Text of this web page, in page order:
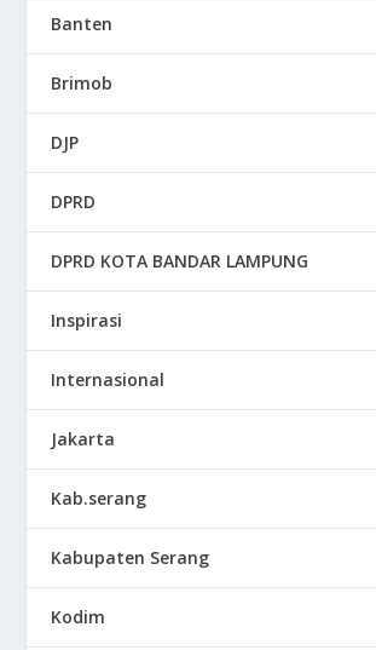
Banten
Brimob
DJP
DPRD
DPRD KOTA BANDAR LAMPUNG
Inspirasi
Internasional
Jakarta
Kab.serang
Kabupaten Serang
Kodim